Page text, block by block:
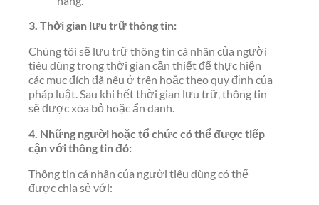
3. Thời gian lưu trữ thông tin:
Chúng tôi sẽ lưu trữ thông tin cá nhân của người
tiêu dùng trong thời gian cần thiết để thực hiện
các mục đích đã nêu ở trên hoặc theo quy định của
pháp luật. Sau khi hết thời gian lưu trữ, thông tin
sẽ được xóa bỏ hoặc ẩn danh.
4. Những người hoặc tổ chức có thể được tiếp
cận với thông tin đó:
Thông tin cá nhân của người tiêu dùng có thể
được chia sẻ với: